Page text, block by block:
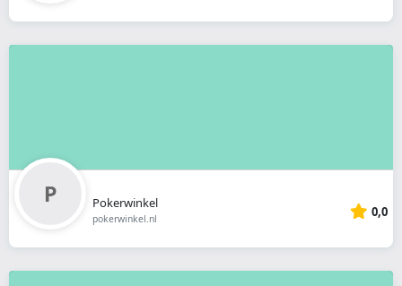
Pokerwinkel
pokerwinkel.nl 0,0